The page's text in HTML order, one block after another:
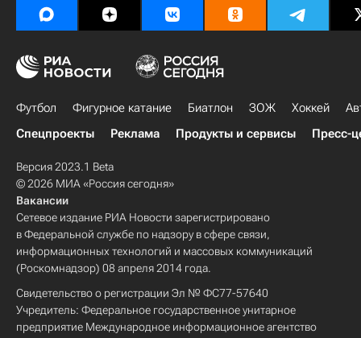
Футбол Фигурное катание Биатлон ЗОЖ Хоккей
Спецпроекты
Реклама Продукты и сервисы Пресс-
Версия 2023.1 Beta
© 2026 МИА «Россия сегодня»
Вакансии
Сетевое издание РИА Новости зарегистрировано
в Федеральной службе по надзору в сфере связи,
информационных технологий и массовых коммуникаций
(Роскомнадзор) 08 апреля 2014 года.
Свидетельство о регистрации Эл № ФС77-57640
Учредитель: Федеральное государственное унитарное
предприятие Международное информационное агентство